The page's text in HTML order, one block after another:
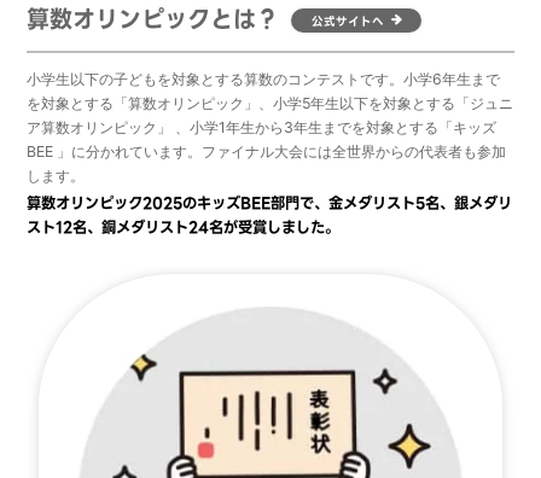
算数オリンピックとは？ 公式サイトへ
小学生以下の子どもを対象とする算数のコンテストです。小学6年生まで
を対象とする「算数オリンピック」、小学5年生以下を対象とする「ジュニ
ア算数オリンピック」 、小学1年生から3年生までを対象とする「キッズ
BEE 」に分かれています。ファイナル大会には全世界からの代表者も参加
します。
算数オリンピック2025のキッズBEE部門で、金メダリスト5名、銀メダリ
スト12名、銅メダリスト24名が受賞しました。